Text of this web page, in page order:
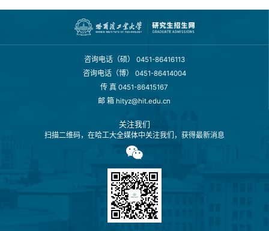
咨询电话（硕） 0451-86416113
咨询电话（博） 0451-86414004
传 真 0451-86415167
邮 箱 hityz@hit.edu.cn
关注我们
扫描二维码，在哈工大全媒体中关注我们，获得最新消息